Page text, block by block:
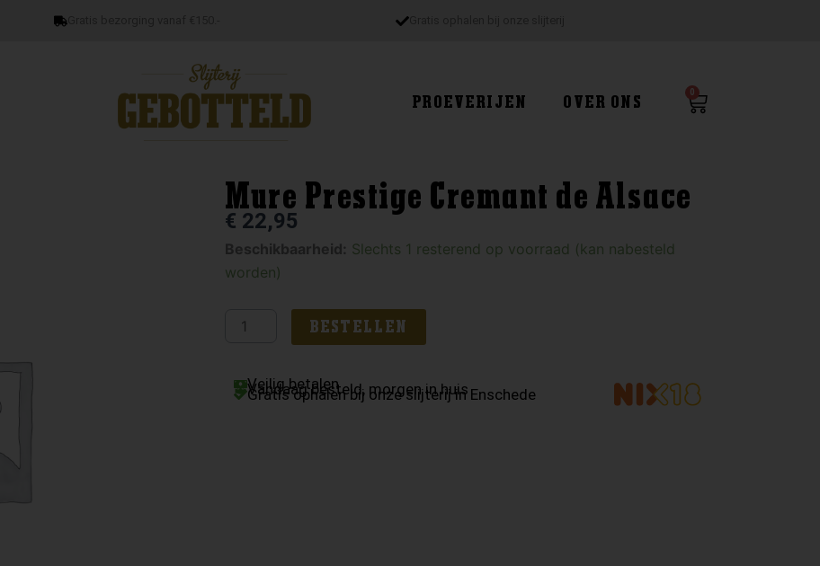
PROEVERIJEN OVER ONS
0
Winkelwagen
Mure Prestige Cremant de Alsace
€ 22,95
Beschikbaarheid: Slechts 1 resterend op voorraad (kan nabesteld
worden)
Mure
Prestige
BESTELLEN
Veilig betalen
Vandaag besteld, morgen in huis
Gratis ophalen bij onze slijterij in Enschede